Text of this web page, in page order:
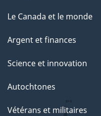
Le Canada et le monde
Argent et finances
Science et innovation
Autochtones
Vétérans et militaires